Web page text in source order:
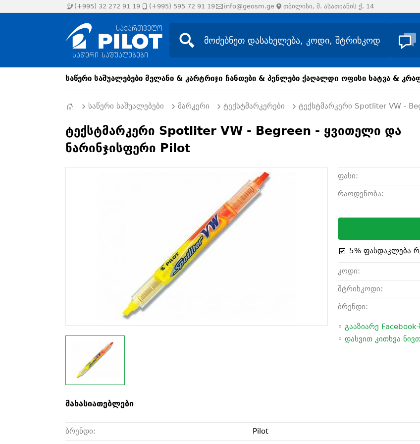
(+995) 32 272 91 19 (+995) 595 72 91 19 info@geosm.ge თბილისი, მ. ასათიანის ქ. 14
საწერი საშუალებები მელანი & კარტრიჯი ჩანთები & პენლები ქაღალდი ოფისი ხატვა &
საწერი საშუალებები მარკერი ტექსტმარკერები ტექსტმარკერი Spotliter VW -
ტექსტმარკერი Spotliter VW - Begreen - ყვითელი და
ნარინჯისფერი Pilot
ფასი:
რაოდენობა:
5% ფასდაკლება
კოდი:
შტრიხკოდი:
ბრენდი:
◦ გააზიარე Facebook-
◦ დასვით კითხვა
მახასიათებლები
ბრენდი: Pilot